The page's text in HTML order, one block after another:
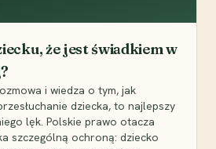
że jest świadkiem w
i wiedza o tym, jak
dziecka, to najlepszy
lęk. Polskie prawo otacza
szczególną ochroną: dziecko